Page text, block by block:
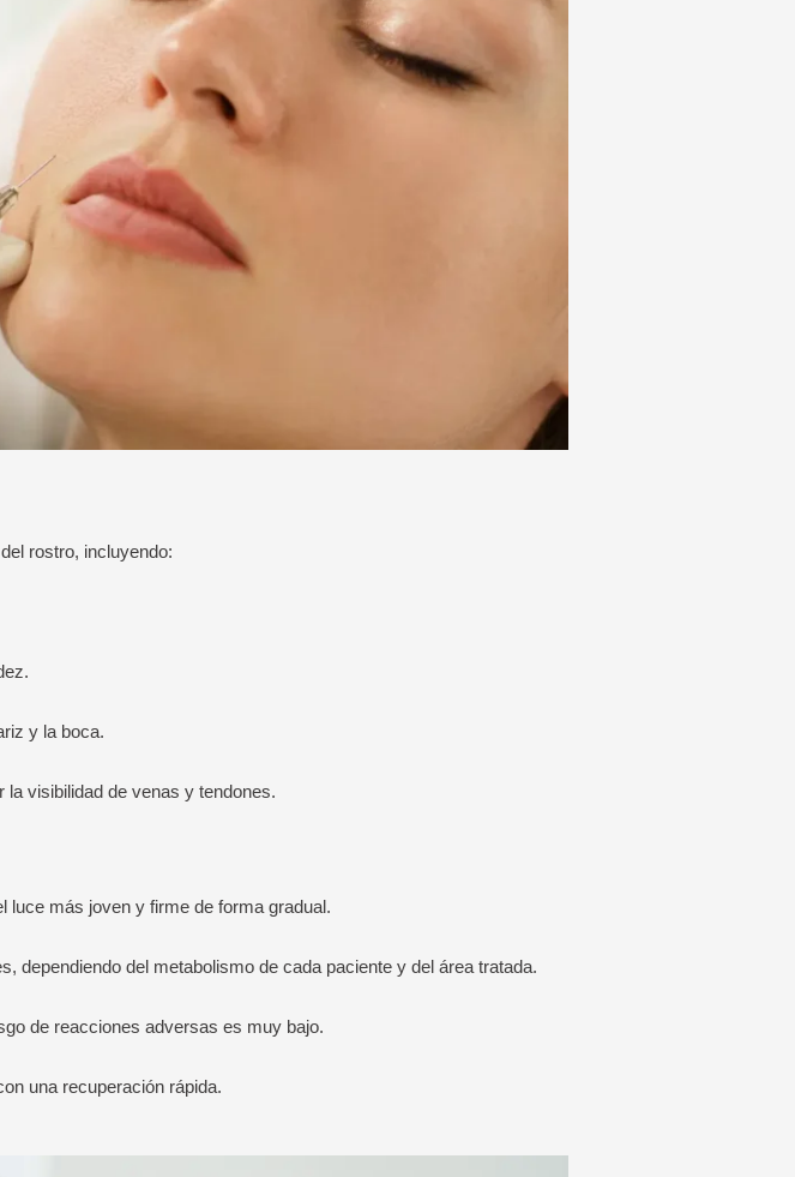
rostro, incluyendo:
y la boca.
visibilidad de venas y tendones.
luce más joven y firme de forma gradual.
dependiendo del metabolismo de cada paciente y del área tratada.
de reacciones adversas es muy bajo.
una recuperación rápida.